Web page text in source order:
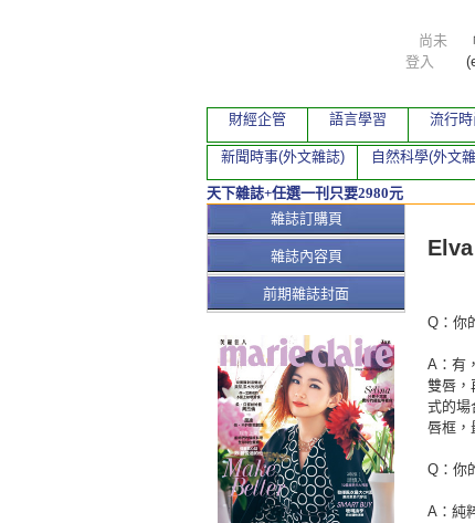
本期
Q：你
A：有
雙唇，
式的場
唇框，
Q：你
A：純
雜誌訂購頁
雜誌內容頁
前期雜誌封面
尚未
登入
財經企管
語言學習 流行時
新聞時事(外文雜誌) 自然科學(外文
天下雜誌+任選一刊只要2980元